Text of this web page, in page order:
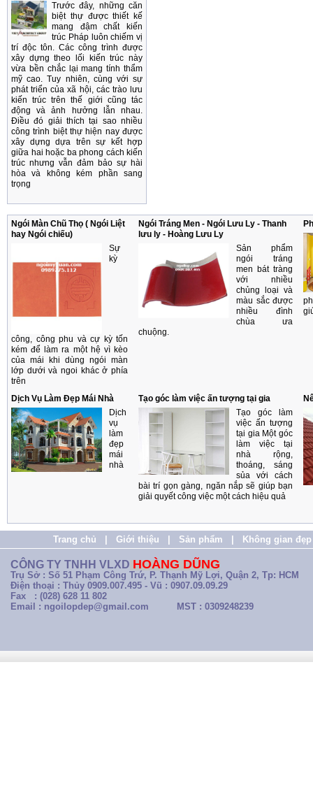
Trước đây, những căn
biệt thự được thiết kế
mang đậm chất kiến
trúc Pháp luôn chiếm vị
trí độc tôn. Các công trình được
xây dựng theo lối kiến trúc này
vừa bền chắc lại mang tính thẩm
mỹ cao. Tuy nhiên, cùng với sự
phát triển của xã hội, các trào lưu
kiến trúc trên thế giới cũng tác
động và ảnh hưởng lẫn nhau.
Điều đó giải thích tại sao nhiều
công trình biệt thự hiện nay được
xây dựng dựa trên sự kết hợp
giữa hai hoặc ba phong cách kiến
trúc nhưng vẫn đảm bảo sự hài
hòa và không kém phần sang
trọng
Ngói Màn Chũ Thọ ( Ngói Liệt
hay Ngói chiếu)
Sự
kỳ
công, công phu và cự kỳ tốn
kém để làm ra một hệ vì kèo
của mái khi dùng ngói màn
lớp dưới và ngoi khác ở phía
trên
Ngói Tráng Men - Ngói Lưu Ly - Thanh
lưu ly - Hoàng Lưu Ly
Sản phẩm
ngói tráng
men bát tràng
với nhiều
chủng loại và
màu sắc được
nhiều đình
chùa ưa
chuộng.
Dịch Vụ Làm Đẹp Mái Nhà
Dịch
vụ
làm
đẹp
mái
nhà
Tạo góc làm việc ấn tượng tại gia
Tạo góc làm
việc ấn tượng
tại gia Một góc
làm việc tại
nhà rộng,
thoáng, sáng
sủa với cách
bài trí gọn gàng, ngăn nắp sẽ giúp bạn
giải quyết công việc một cách hiệu quả
Trang chủ Giới thiệu Sản phẩm Không gian đẹp
CÔNG TY TNHH VLXD HOÀNG DŨNG
Trụ Sở : Số 51 Phạm Công Trứ, P. Thạnh Mỹ Lợi, Quận 2, Tp: HCM
Điện thoại : Thủy 0909.007.495 - Vũ : 0907.09.09.29
Fax : (028) 628 11 802
Email : ngoilopdep@gmail.com
MST : 0309248239